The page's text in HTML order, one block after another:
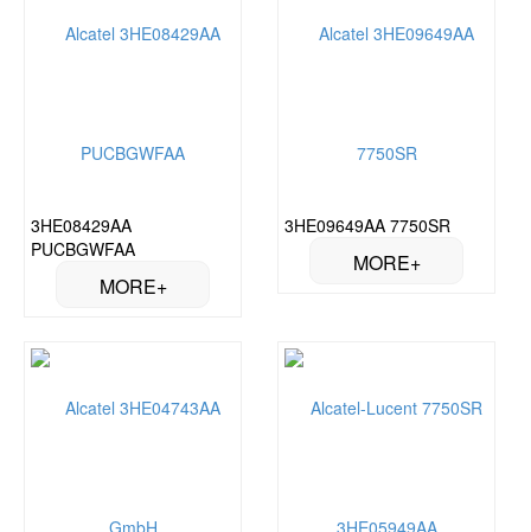
3HE08429AA
PUCBGWFAA
3HE09649AA 7750SR